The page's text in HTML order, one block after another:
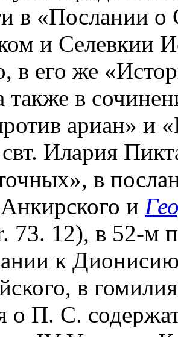
в «Послании
и Селевкии
в его же
также в
ариан» и
свт. Илария
в
Анкирского и
73. 12), в 52-м
к
в
о П. С.